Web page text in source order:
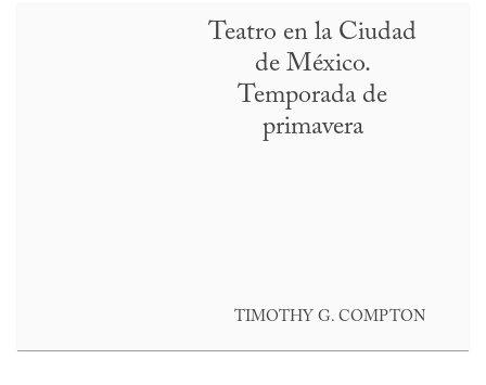
Teatro en la Ciudad
de México.
Temporada de
primavera
TIMOTHY G. COMPTON